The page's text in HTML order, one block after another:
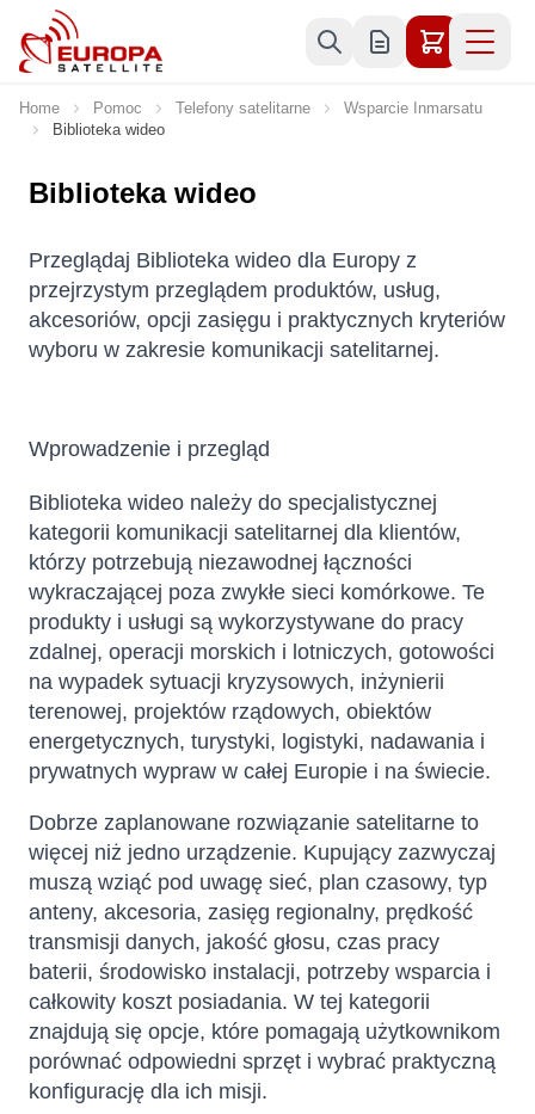
Skip to Content
Home Pomoc Telefony satelitarne
Wsparcie Inmarsatu
Biblioteka wideo
Biblioteka wideo
Przeglądaj Biblioteka wideo dla Europy z
przejrzystym przeglądem produktów, usług,
akcesoriów, opcji zasięgu i praktycznych kryteriów
wyboru w zakresie komunikacji satelitarnej.
Wprowadzenie i przegląd
Biblioteka wideo należy do specjalistycznej
kategorii komunikacji satelitarnej dla klientów,
którzy potrzebują niezawodnej łączności
wykraczającej poza zwykłe sieci komórkowe. Te
produkty i usługi są wykorzystywane do pracy
zdalnej, operacji morskich i lotniczych, gotowości
na wypadek sytuacji kryzysowych, inżynierii
terenowej, projektów rządowych, obiektów
energetycznych, turystyki, logistyki, nadawania i
prywatnych wypraw w całej Europie i na świecie.
Dobrze zaplanowane rozwiązanie satelitarne to
więcej niż jedno urządzenie. Kupujący zazwyczaj
muszą wziąć pod uwagę sieć, plan czasowy, typ
anteny, akcesoria, zasięg regionalny, prędkość
transmisji danych, jakość głosu, czas pracy
baterii, środowisko instalacji, potrzeby wsparcia i
całkowity koszt posiadania. W tej kategorii
znajdują się opcje, które pomagają użytkownikom
porównać odpowiedni sprzęt i wybrać praktyczną
konfigurację dla ich misji.